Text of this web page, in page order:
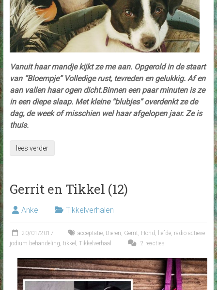
Vanuit haar mandje kijkt ze me aan. Opgerold in de staart
van “Bloempje” Volledige rust, tevreden en gelukkig. Af en
aan vallen haar ogen dicht.Binnen een paar minuten is ze
in een diepe slaap. Met kleine “blubjes” overdenkt ze de
dag, de week of misschien wel haar afgelopen jaar. Ze is
thuis.
lees verder
Gerrit en Tikkel (12)
Anke Tikkelverhalen
20/01/2017 acceptatie, Dieren, Gerrit, Hond , liefde, radio actieve
jodium behandeling, tikkel , Tikkelverhaal 2 reacties